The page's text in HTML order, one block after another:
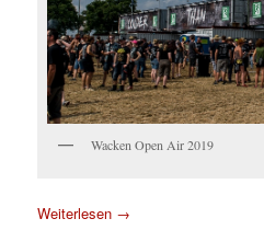
Wacken Open Air 2019
Weiterlesen →